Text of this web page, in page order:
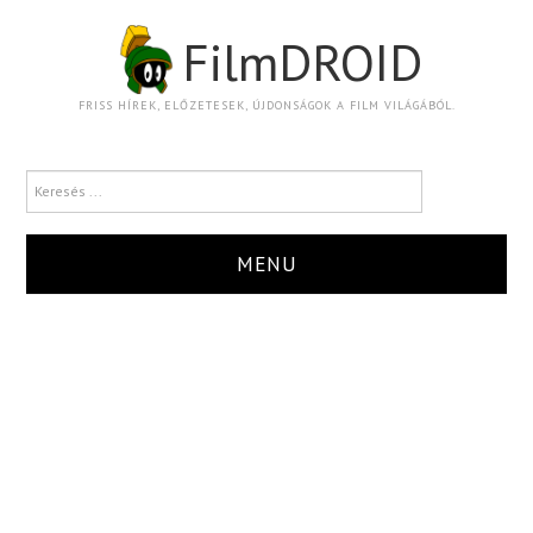
FilmDROID
FRISS HÍREK, ELŐZETESEK, ÚJDONSÁGOK A FILM VILÁGÁBÓL.
MENU